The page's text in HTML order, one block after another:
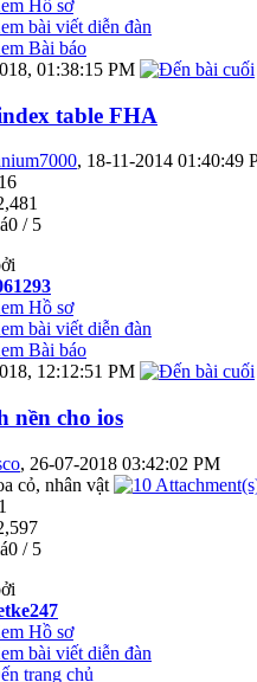
Hồ sơ
bài viết diễn đàn
Bài báo
01:38:15 PM
table FHA
‎, 18-11-2014 01:40:49
/ 5
Hồ sơ
bài viết diễn đàn
Bài báo
12:12:51 PM
nền cho ios
‎, 26-07-2018 03:42:02 PM
/ 5
Hồ sơ
bài viết diễn đàn
trang chủ